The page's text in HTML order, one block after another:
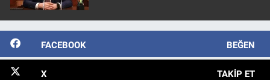
FACEBOOK BEĞEN
X TAKIP ET